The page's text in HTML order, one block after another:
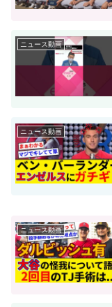
ニュース動画
ニュース動画
ニュース動画